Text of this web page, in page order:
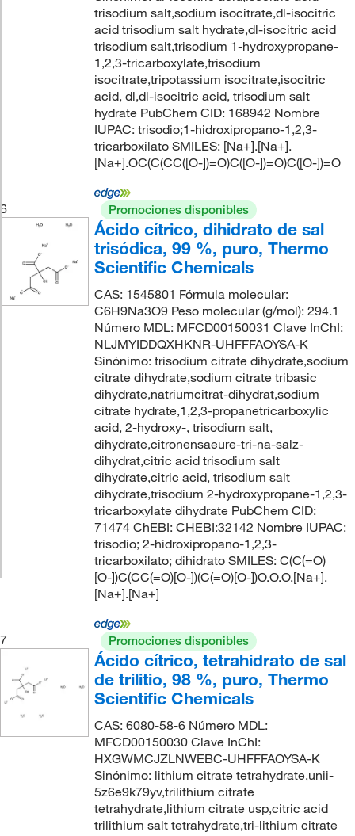
trisodium salt,sodium isocitrate,dl-isocitric
acid trisodium salt hydrate,dl-isocitric acid
trisodium salt,trisodium 1-hydroxypropane-
1,2,3-tricarboxylate,trisodium
isocitrate,tripotassium isocitrate,isocitric
acid, dl,dl-isocitric acid, trisodium salt
hydrate PubChem CID: 168942 Nombre
IUPAC: trisodio;1-hidroxipropano-1,2,3-
tricarboxilato SMILES: [Na+].[Na+].
[Na+].OC(C(CC([O-])=O)C([O-])=O)C([O-])=O
6 Promociones disponibles
Ácido cítrico, dihidrato de sal
trisódica, 99 %, puro, Thermo
Scientific Chemicals
CAS: 1545801 Fórmula molecular:
C6H9Na3O9 Peso molecular (g/mol): 294.1
Número MDL: MFCD00150031 Clave InChI:
NLJMYIDDQXHKNR-UHFFFAOYSA-K
Sinónimo: trisodium citrate dihydrate,sodium
citrate dihydrate,sodium citrate tribasic
dihydrate,natriumcitrat-dihydrat,sodium
citrate hydrate,1,2,3-propanetricarboxylic
acid, 2-hydroxy-, trisodium salt,
dihydrate,citronensaeure-tri-na-salz-
dihydrat,citric acid trisodium salt
dihydrate,citric acid, trisodium salt
dihydrate,trisodium 2-hydroxypropane-1,2,3-
tricarboxylate dihydrate PubChem CID:
71474 ChEBI: CHEBI:32142 Nombre IUPAC:
trisodio; 2-hidroxipropano-1,2,3-
tricarboxilato; dihidrato SMILES: C(C(=O)
[O-])C(CC(=O)[O-])(C(=O)[O-])O.O.O.[Na+].
[Na+].[Na+]
7 Promociones disponibles
Ácido cítrico, tetrahidrato de sal
de trilitio, 98 %, puro, Thermo
Scientific Chemicals
CAS: 6080-58-6 Número MDL:
MFCD00150030 Clave InChI:
HXGWMCJZLNWEBC-UHFFFAOYSA-K
Sinónimo: lithium citrate tetrahydrate,unii-
5z6e9k79yv,trilithium citrate
tetrahydrate,lithium citrate usp,citric acid
trilithium salt tetrahydrate,tri-lithium citrate